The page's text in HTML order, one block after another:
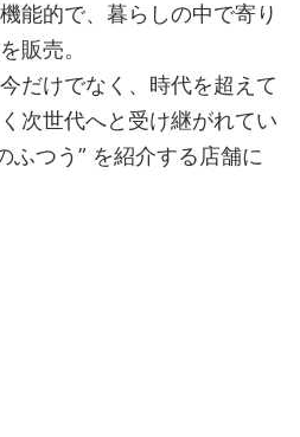
能的で、暮らしの中で寄り
販売。
だけでなく、時代を超えて
次世代へと受け継がれてい
ふつう” を紹介する店舗に